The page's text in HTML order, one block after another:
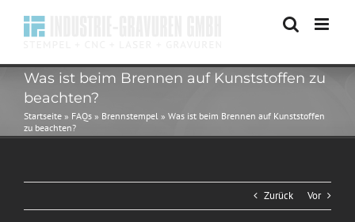
Inhalt
springen
Was ist beim Brennen auf Kunststoffen zu
beachten?
Startseite » FAQs » Brennstempel » Was ist beim Brennen auf Kunststoffen
zu beachten?
Zurück Vor